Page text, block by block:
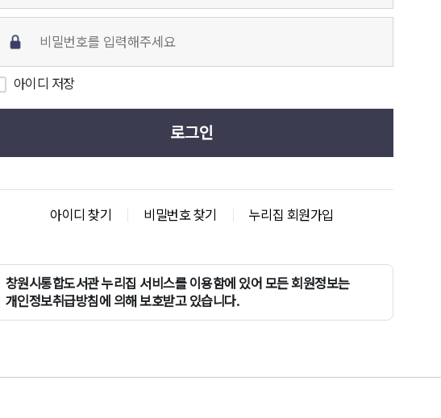
아이디 저장
로그인
아이디 찾기 비밀번호 찾기 누리집 회원가입
창원시통합도서관 누리집 서비스를 이용함에 있어 모든 회원정보는
개인정보취급방침에 의해 보호받고 있습니다.